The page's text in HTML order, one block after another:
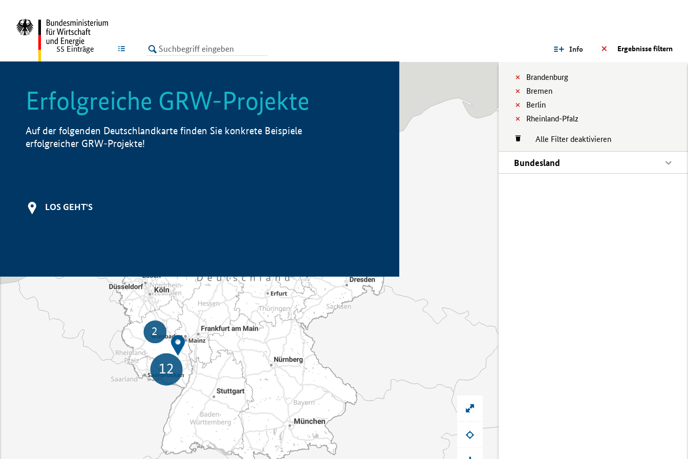
LISTE Ergebnisse filtern
Info
Brandenburg
Bremen
Berlin
Rheinland-Pfalz
Alle Filter deaktivieren
Bundesland
55 Einträge
Erfolgreiche GRW-Projekte
Auf der folgenden Deutschlandkarte finden Sie konkrete Beispiele
erfolgreicher GRW-Projekte!
LOS GEHT'S